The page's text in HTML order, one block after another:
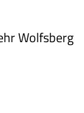
Wolfsberg